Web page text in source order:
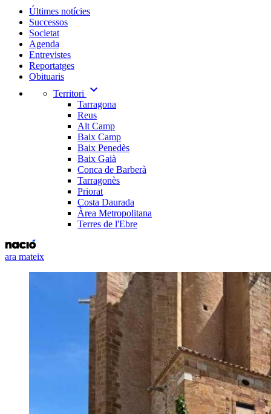
Últimes notícies
Successos
Societat
Agenda
Entrevistes
Reportatges
Obituaris
Territori
expand_more
Tarragona
Reus
Alt Camp
Baix Camp
Baix Penedès
Baix Gaià
Conca de Barberà
Tarragonès
Priorat
Costa Daurada
Àrea Metropolitana
Terres de l'Ebre
ara mateix